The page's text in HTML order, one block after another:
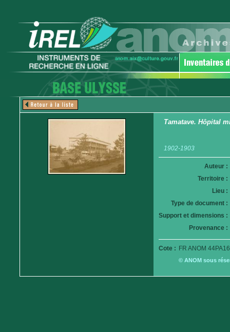
Tamatave. Hôpital
1902-1903
Auteur :
Territoire :
Lieu :
Type de document :
Support et dimensions :
Provenance :
Cote : FR ANOM
© ANOM sous